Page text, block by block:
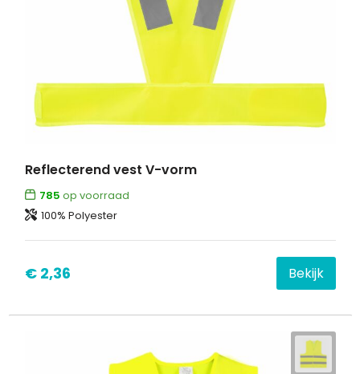
Reflecterend vest V-vorm
785 op voorraad
100% Polyester
€ 2,36 Bekijk